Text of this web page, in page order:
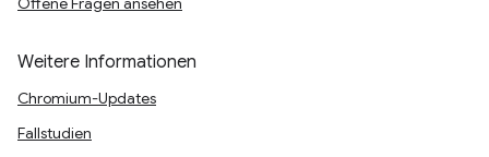
Weitere Informationen
Chromium-Updates
Fallstudien